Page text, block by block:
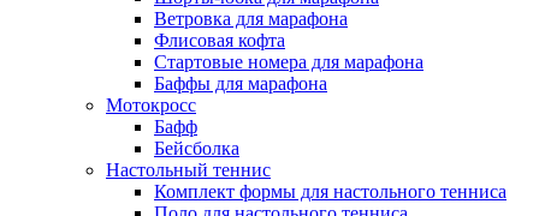
Ветровка для марафона
Флисовая кофта
Стартовые номера для марафона
Баффы для марафона
Мотокросс
Бафф
Бейсболка
Настольный теннис
Комплект формы для настольного тенниса